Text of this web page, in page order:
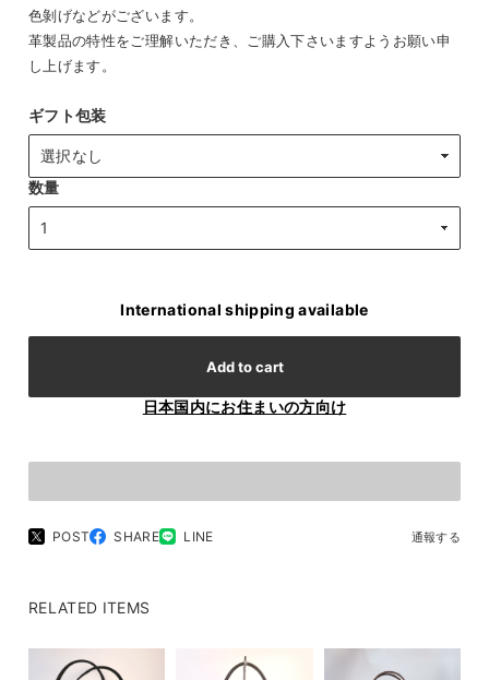
色剝げなどがございます。
革製品の特性をご理解いただき、ご購入下さいますようお願い申
し上げます。
ギフト包装
数量
International shipping available
Add to cart
日本国内にお住まいの方向け
POST SHARE LINE 通報する
RELATED ITEMS